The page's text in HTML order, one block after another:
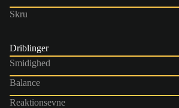
Skru
Driblinger
Smidighed
Balance
Reaktionsevne